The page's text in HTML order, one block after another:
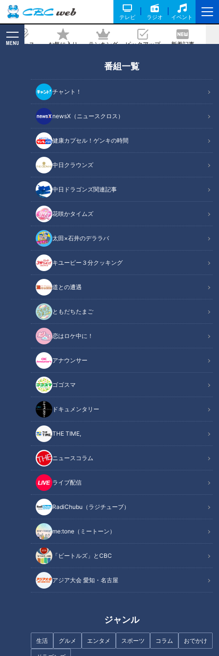
テレビ ラジオ イベント
ニュース お気に入り ランキング ピックアップ 新着記事
MENU
番組一覧
チャント！
newsX（ニュースクロス）
健康カプセル！ゲンキの時間
中日クラウンズ
中日ドラゴンズ関連記事
花咲かタイムズ
太田×石井のデララバ
キユーピー３分クッキング
道との遭遇
ともだちたまご
恋はロケ中に！
アナウンサー
ゴゴスマ
ドキュメンタリー
THE TIME,
ニュースコラム
ライブ配信
RadiChubu（ラジチューブ）
me:tone（ミートーン）
「ビートルズ」とCBC
アジア大会 愛知・名古屋
ジャンル
生活 グルメ エンタメ スポーツ コラム おでかけ
学の生徒も…「個性」と「こだわり」が
強い東邦高校 美術科生徒の発想力
記事に戻る
この記事の画像（全15枚）
この記事を見たあなたへのおすすめ
閉校！ 2年半で107校、マヂラ
ブ訪問！ あの生徒たちは今？
芸上手に描くため美術科へ…夢
は芸人“女子高生コンビ”にパン